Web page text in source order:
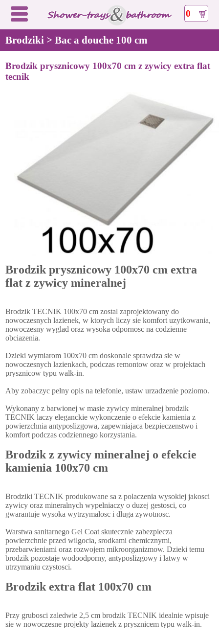
0
Brodziki > Bac a douche 100 cm
Brodzik prysznicowy 100x70 cm z zywicy extra flat
tecnik
Brodzik prysznicowy 100x70 cm extra
flat z zywicy mineralnej
Brodzik TECNIK 100x70 cm zostal zaprojektowany do
nowoczesnych lazienek, w ktorych liczy sie komfort uzytkowania,
nowoczesny wyglad oraz wysoka odpornosc na codzienne
obciazenia.
Dzieki wymiarom 100x70 cm doskonale sprawdza sie w
nowoczesnych lazienkach, podczas remontow oraz w projektach
prysznicow typu walk-in.
Aby zobaczyc pelny opis na telefonie, ustaw urzadzenie poziomo.
Wykonany z barwionej w masie zywicy mineralnej brodzik
TECNIK laczy eleganckie wykonczenie o efekcie kamienia z
powierzchnia antyposlizgowa, zapewniajaca bezpieczenstwo i
komfort podczas codziennego korzystania.
Brodzik z zywicy mineralnej o efekcie
kamienia 100x70 cm
Brodziki TECNIK produkowane sa z polaczenia wysokiej jakosci
zywicy oraz mineralnych wypelniaczy o duzej gestosci, co
gwarantuje wysoka wytrzymalosc i dluga zywotnosc.
Warstwa sanitarnego Gel Coat skutecznie zabezpiecza
powierzchnie przed wilgocia, srodkami chemicznymi,
przebarwieniami oraz rozwojem mikroorganizmow. Dzieki temu
brodzik pozostaje wodoodporny, antyposlizgowy i latwy w
utrzymaniu czystosci.
Brodzik extra flat 100x70 cm
Przy grubosci zaledwie 2,5 cm brodzik TECNIK idealnie wpisuje
sie w nowoczesne projekty lazienek z prysznicem typu walk-in.